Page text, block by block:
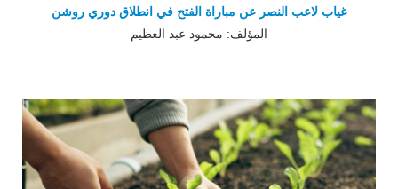
غياب لاعب النصر عن مباراة الفتح في انطلاق دوري روشن
المؤلف: محمود عبد العظيم